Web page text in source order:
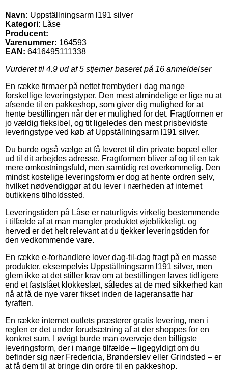
Navn: Uppställningsarm l191 silver
Kategori: Låse
Producent:
Varenummer: 164593
EAN: 6416495111338
Vurderet til 4.9 ud af 5 stjerner baseret på 16 anmeldelser
En række firmaer på nettet frembyder i dag mange
forskellige leveringstyper. Den mest almindelige er lige nu at
afsende til en pakkeshop, som giver dig mulighed for at
hente bestillingen når der er mulighed for det. Fragtformen er
jo vældig fleksibel, og tit ligeledes den mest prisbevidste
leveringstype ved køb af Uppställningsarm l191 silver.
Du burde også vælge at få leveret til din private bopæl eller
ud til dit arbejdes adresse. Fragtformen bliver af og til en tak
mere omkostningsfuld, men samtidig ret overkommelig. Den
mindst kostelige leveringsform er dog at hente ordren selv,
hvilket nødvendiggør at du lever i nærheden af internet
butikkens tilholdssted.
Leveringstiden på Låse er naturligvis virkelig bestemmende
i tilfælde af at man mangler produktet øjeblikkeligt, og
herved er det helt relevant at du tjekker leveringstiden for
den vedkommende vare.
En række e-forhandlere lover dag-til-dag fragt på en masse
produkter, eksempelvis Uppställningsarm l191 silver, men
glem ikke at det stiller krav om at bestillingen laves tidligere
end et fastslået klokkeslæt, således at de med sikkerhed kan
nå at få de nye varer fikset inden de lageransatte har
fyraften.
En række internet outlets præsterer gratis levering, men i
reglen er det under forudsætning af at der shoppes for en
konkret sum. I øvrigt burde man overveje den billigste
leveringsform, der i mange tilfælde – ligegyldigt om du
befinder sig nær Fredericia, Brønderslev eller Grindsted – er
at få dem til at bringe din ordre til en pakkeshop.